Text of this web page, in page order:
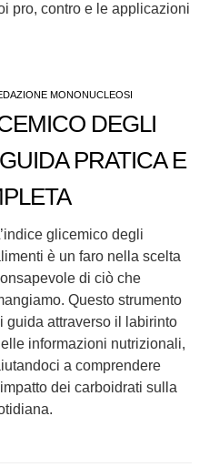
pro, contro e le applicazioni
MONONUCLEOSI
DEGLI
PRATICA E
glicemico degli
è un faro nella scelta
di ciò che
Questo strumento
guida attraverso il labirinto
informazioni nutrizionali,
a comprendere
dei carboidrati sulla